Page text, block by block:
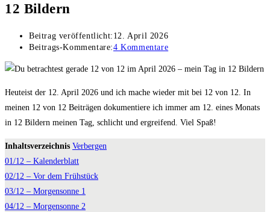
12 Bildern
Beitrag veröffentlicht: 12. April 2026
Beitrags-Kommentare:4 Kommentare
Heuteist der 12. April 2026 und ich mache wieder mit bei 12 von 12. In
meinen 12 von 12 Beiträgen dokumentiere ich immer am 12. eines Monats
in 12 Bildern meinen Tag, schlicht und ergreifend. Viel Spaß!
Inhaltsverzeichnis Verbergen
01/12 – Kalenderblatt
02/12 – Vor dem Frühstück
03/12 – Morgensonne 1
04/12 – Morgensonne 2